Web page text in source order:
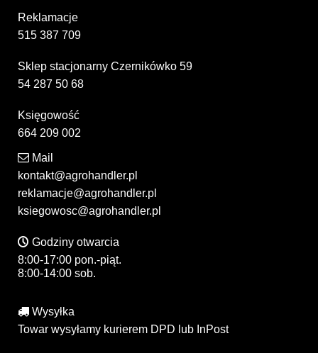
Reklamacje
515 387 709
Sklep stacjonarny Czernikówko 59
54 287 50 68
Księgowość
664 209 002
Mail
kontakt@agrohandler.pl
reklamacje@agrohandler.pl
ksiegowosc@agrohandler.pl
Godziny otwarcia
8:00-17:00 pon.-piąt.
8:00-14:00 sob.
Wysyłka
Towar wysyłamy kurierem DPD lub InPost